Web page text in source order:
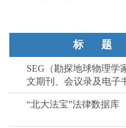
标题
SEG（勘探地球物理学
文期刊、会议录及电子
“北大法宝”法律数据库